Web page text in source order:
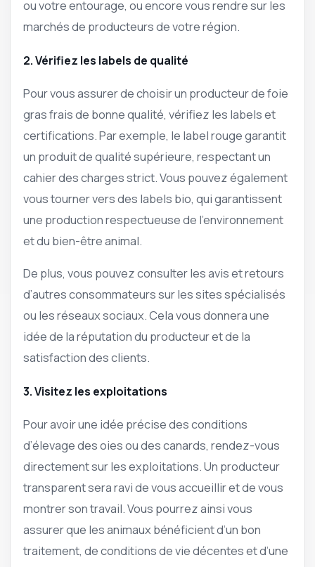
ou votre entourage, ou encore vous rendre sur les
marchés de producteurs de votre région.
2. Vérifiez les labels de qualité
Pour vous assurer de choisir un producteur de foie
gras frais de bonne qualité, vérifiez les labels et
certifications. Par exemple, le label rouge garantit
un produit de qualité supérieure, respectant un
cahier des charges strict. Vous pouvez également
vous tourner vers des labels bio, qui garantissent
une production respectueuse de l’environnement
et du bien-être animal.
De plus, vous pouvez consulter les avis et retours
d’autres consommateurs sur les sites spécialisés
ou les réseaux sociaux. Cela vous donnera une
idée de la réputation du producteur et de la
satisfaction des clients.
3. Visitez les exploitations
Pour avoir une idée précise des conditions
d’élevage des oies ou des canards, rendez-vous
directement sur les exploitations. Un producteur
transparent sera ravi de vous accueillir et de vous
montrer son travail. Vous pourrez ainsi vous
assurer que les animaux bénéficient d’un bon
traitement, de conditions de vie décentes et d’une